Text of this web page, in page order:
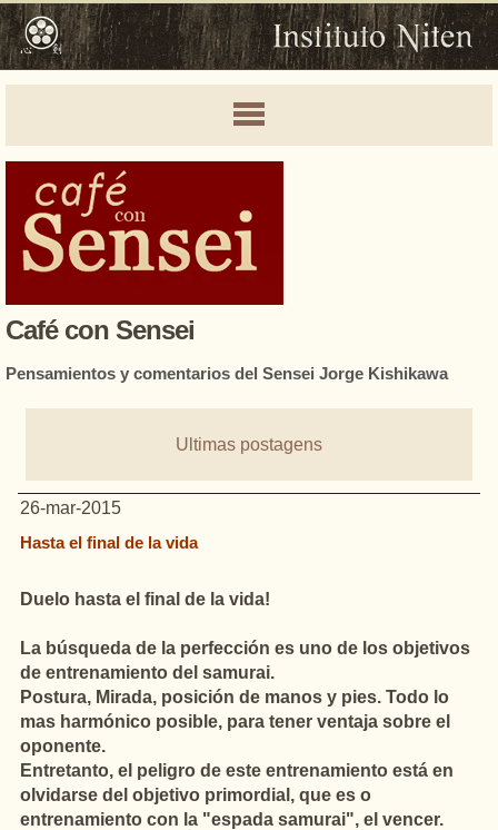
Café con Sensei
Pensamientos y comentarios del Sensei Jorge Kishikawa
Ultimas postagens
26-mar-2015
Hasta el final de la vida
Duelo hasta el final de la vida!
La búsqueda de la perfección es uno de los objetivos
de entrenamiento del samurai.
Postura, Mirada, posición de manos y pies. Todo lo
mas harmónico posible, para tener ventaja sobre el
oponente.
Entretanto, el peligro de este entrenamiento está en
olvidarse del objetivo primordial, que es o
entrenamiento con la "espada samurai", el vencer.